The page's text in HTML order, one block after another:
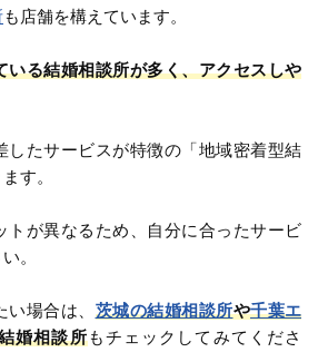
も店舗を構えています。
いる結婚相談所が多く、アクセスしや
したサービスが特徴の「地域密着型結
す。
トが異なるため、自分に合ったサービ
。
場合は、 茨城の結婚相談所や千葉エ
婚相談所もチェックしてみてくださ